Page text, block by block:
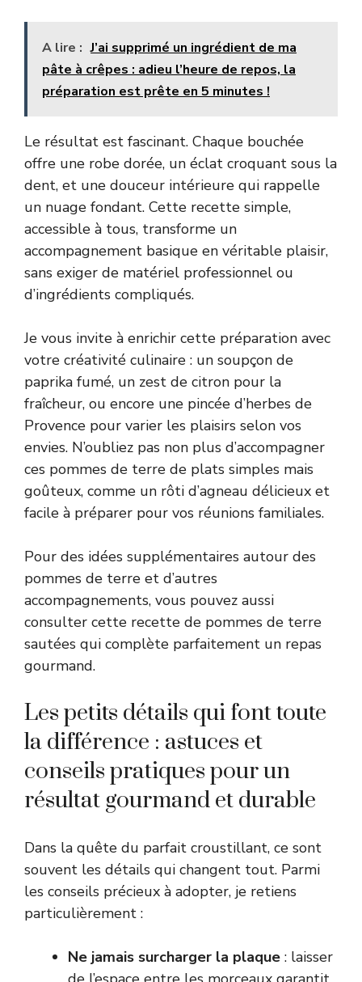
A lire : J’ai supprimé un ingrédient de ma
pâte à crêpes : adieu l’heure de repos, la
préparation est prête en 5 minutes !
Le résultat est fascinant. Chaque bouchée
offre une robe dorée, un éclat croquant sous la
dent, et une douceur intérieure qui rappelle
un nuage fondant. Cette recette simple,
accessible à tous, transforme un
accompagnement basique en véritable plaisir,
sans exiger de matériel professionnel ou
d’ingrédients compliqués.
Je vous invite à enrichir cette préparation avec
votre créativité culinaire : un soupçon de
paprika fumé, un zest de citron pour la
fraîcheur, ou encore une pincée d’herbes de
Provence pour varier les plaisirs selon vos
envies. N’oubliez pas non plus d’accompagner
ces pommes de terre de plats simples mais
goûteux, comme un rôti d’agneau délicieux et
facile à préparer pour vos réunions familiales.
Pour des idées supplémentaires autour des
pommes de terre et d’autres
accompagnements, vous pouvez aussi
consulter cette recette de pommes de terre
sautées qui complète parfaitement un repas
gourmand.
Les petits détails qui font toute
la différence : astuces et
conseils pratiques pour un
résultat gourmand et durable
Dans la quête du parfait croustillant, ce sont
souvent les détails qui changent tout. Parmi
les conseils précieux à adopter, je retiens
particulièrement :
Ne jamais surcharger la plaque : laisser